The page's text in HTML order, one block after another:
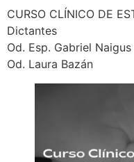
CURSO CLÍNICO DE
Dictantes
Od. Esp. Gabriel Naigus
Od. Laura Bazán